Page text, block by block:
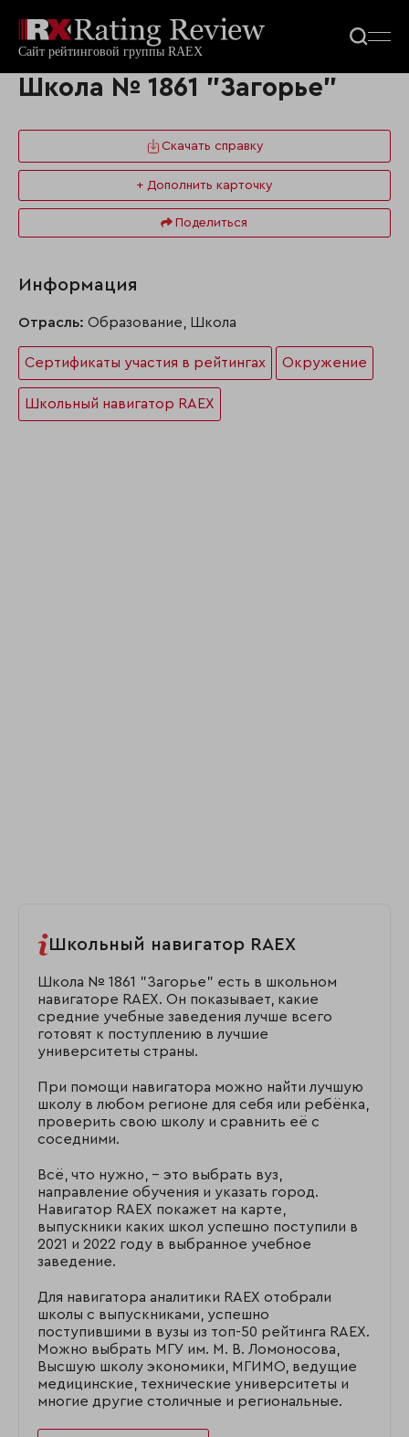
Школа № 1861 "Загорье"
Скачать справку
+ Дополнить карточку
Поделиться
Информация
Отрасль: Образование, Школа
Сертификаты участия в рейтингах Окружение
Школьный навигатор RAEX
Школьный навигатор RAEX
Школа № 1861 "Загорье" есть в школьном
навигаторе RAEX. Он показывает, какие
средние учебные заведения лучше всего
готовят к поступлению в лучшие
университеты страны.
При помощи навигатора можно найти лучшую
школу в любом регионе для себя или ребёнка,
проверить свою школу и сравнить её с
соседними.
Всё, что нужно, – это выбрать вуз,
направление обучения и указать город.
Навигатор RAEX покажет на карте,
выпускники каких школ успешно поступили в
2021 и 2022 году в выбранное учебное
заведение.
Для навигатора аналитики RAEX отобрали
школы с выпускниками, успешно
поступившими в вузы из топ-50 рейтинга RAEX.
Можно выбрать МГУ им. М. В. Ломоносова,
Высшую школу экономики, МГИМО, ведущие
медицинские, технические университеты и
многие другие столичные и региональные.